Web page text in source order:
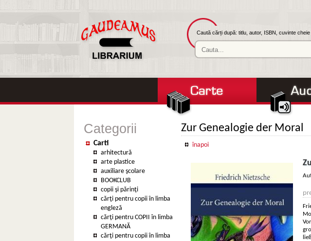
Caută cărți după: titlu, autor, ISBN, cuvinte
Categorii
Carti
arhitectură
arte plastice
auxiliare şcolare
BOOKCLUB
copii şi părinţi
cărţi pentru copii în limba
engleză
cărţi pentru COPII în limba
GERMANĂ
cărţi pentru copii în limba
Zur Genealogie der Moral
înapoi